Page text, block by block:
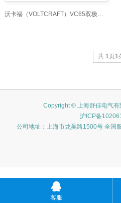
沃卡福（VOLTCRAFT）VC65双极电压测试仪，属于电工
共1页1
Copyright © 上海舒佳电气
沪ICP备
公司地址：上海市龙吴路1500号 全国
客服